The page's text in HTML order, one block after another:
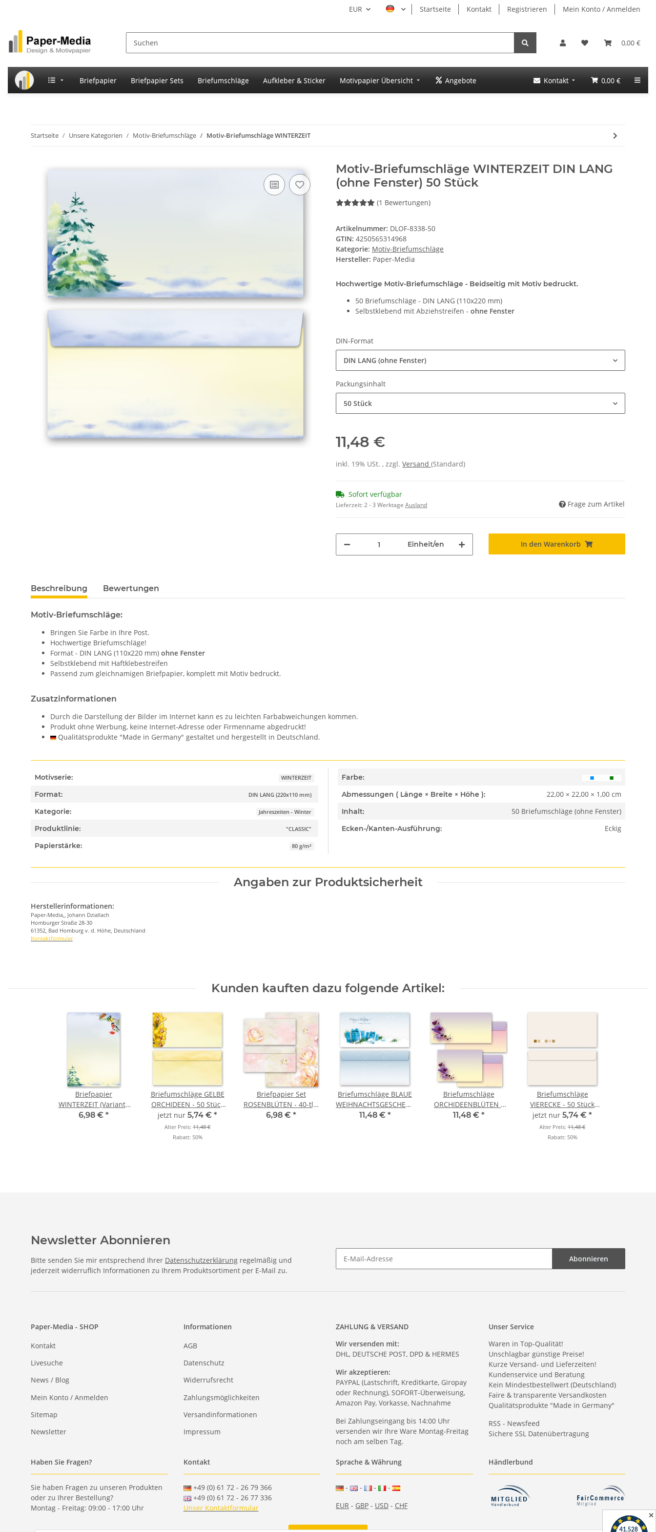
EUR Startseite Kontakt Registrieren Mein Konto / Anmelden
0,00 €
Briefpapier Briefpapier Sets Briefumschläge Aufkleber & Sticker Motivpapier Übersicht Angebote Kontakt 0,00 €
Startseite Unsere Kategorien Motiv-Briefumschläge Motiv-Briefumschläge WINTERZEIT
Motiv-Briefumschläge WINTERZEIT DIN LANG
(ohne Fenster) 50 Stück
(1 Bewertungen)
Artikelnummer: DLOF-8338-50
GTIN: 4250565314968
Kategorie: Motiv-Briefumschläge
Hersteller: Paper-Media
Hochwertige Motiv-Briefumschläge - Beidseitig mit Motiv bedruckt.
50 Briefumschläge - DIN LANG (110x220 mm)
Selbstklebend mit Abziehstreifen - ohne Fenster
DIN-Format
DIN LANG (ohne Fenster)
Packungsinhalt
50 Stück
11,48 €
inkl. 19% USt. , zzgl. Versand (Standard)
Sofort verfügbar
Lieferzeit:2 - 3 Werktage Ausland Frage zum Artikel
Einheit/en In den Warenkorb
Beschreibung Bewertungen
Motiv-Briefumschläge:
Bringen Sie Farbe in Ihre Post.
Hochwertige Briefumschläge!
Format - DIN LANG (110x220 mm) ohne Fenster
Selbstklebend mit Haftklebestreifen
Passend zum gleichnamigen Briefpapier, komplett mit Motiv bedruckt.
Zusatzinformationen
Durch die Darstellung der Bilder im Internet kann es zu leichten Farbabweichungen kommen.
Produkt ohne Werbung, keine Internet-Adresse oder Firmenname abgedruckt!
Qualitätsprodukte "Made in Germany" gestaltet und hergestellt in Deutschland.
Motivserie: WINTERZEIT
Format: DIN LANG (220x110 mm)
Kategorie: Jahreszeiten - Winter
Produktlinie: "CLASSIC"
Papierstärke: 80 g/m²
Farbe:
Abmessungen ( Länge × Breite × Höhe ):
22,00 × 22,00 × 1,00 cm
Inhalt: 50 Briefumschläge (ohne Fenster)
Ecken-/Kanten-Ausführung: Eckig
Angaben zur Produktsicherheit
Herstellerinformationen:
Paper-Media,, Johann Dziallach
Homburger Straße 28-30
61352, Bad Homburg v. d. Höhe, Deutschland
Kontaktformular
Kunden kauften dazu folgende Artikel:
Briefpapier
WINTERZEIT (Variante
A) - DIN A4 Format 50
6,98 € *
Briefumschläge GELBE
ORCHIDEEN - 50 Stück
DIN LANG (ohne
Fenster)
jetzt nur 5,74 € *
Alter Preis: 11,48 €
Rabatt: 50%
Briefpapier Set
ROSENBLÜTEN - 40-tlg.
DL (ohne Fenster)
6,98 € *
Briefumschläge BLAUE
WEIHNACHTSGESCHENKE
- 50 Stück DIN LANG
11,48 € *
Briefumschläge
ORCHIDEENBLÜTEN -
50 Stück DIN LANG
11,48 € *
Briefumschläge
VIERECKE - 50 Stück
DIN LANG (ohne
Fenster)
jetzt nur 5,74 € *
Alter Preis: 11,48 €
Rabatt: 50%
Newsletter Abonnieren
Bitte senden Sie mir entsprechend Ihrer Datenschutzerklärung regelmäßig und
jederzeit widerruflich Informationen zu Ihrem Produktsortiment per E-Mail zu.
Abonnieren
Paper-Media - SHOP
Kontakt
Livesuche
News / Blog
Mein Konto / Anmelden
Sitemap
Newsletter
Informationen
AGB
Datenschutz
Widerrufsrecht
Zahlungsmöglichkeiten
Versandinformationen
Impressum
ZAHLUNG & VERSAND
Wir versenden mit:
DHL, DEUTSCHE POST, DPD & HERMES
Wir akzeptieren:
PAYPAL (Lastschrift, Kreditkarte, Giropay
oder Rechnung), SOFORT-Überweisung,
Amazon Pay, Vorkasse, Nachnahme
Bei Zahlungseingang bis 14:00 Uhr
versenden wir Ihre Ware Montag-Freitag
noch am selben Tag.
Unser Service
Waren in Top-Qualität!
Unschlagbar günstige Preise!
Kurze Versand- und Lieferzeiten!
Kundenservice und Beratung
Kein Mindestbestellwert (Deutschland)
Faire & transparente Versandkosten
Qualitätsprodukte "Made in Germany"
RSS - Newsfeed
Sichere SSL Datenübertragung
Haben Sie Fragen?
Sie haben Fragen zu unseren Produkten
oder zu Ihrer Bestellung?
Montag - Freitag: 09:00 - 17:00 Uhr
Kontakt
+49 (0) 61 72 - 26 79 366
+49 (0) 61 72 - 26 77 336
Unser Kontaktformular
Sprache & Währung
- - -
-
EUR - GBP - USD - CHF
Händlerbund
✕